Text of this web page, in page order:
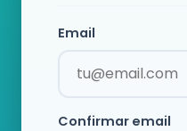
Email
Confirmar email